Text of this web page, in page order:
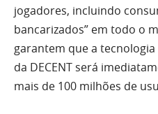
jogadores, incluindo
bancarizados” em todo o
garantem que a
da DECENT será
mais de 100 milhões de